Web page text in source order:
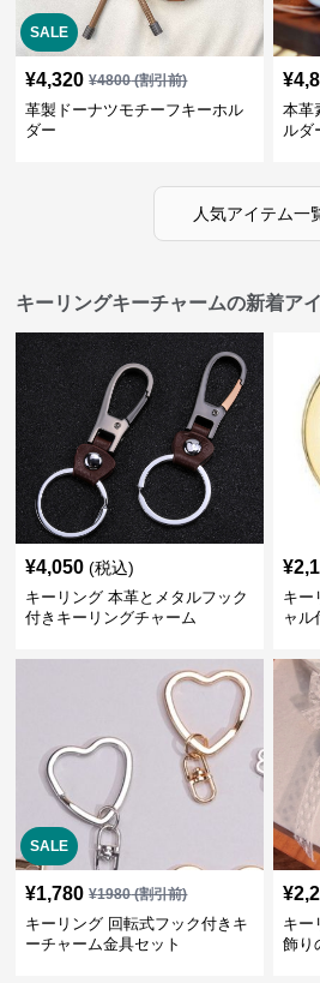
SALE
¥4,320 ¥4800(割引前)
革製ドーナツモチーフキーホル
ダー
¥
本革
ルダ
人気アイテム一
キーリングキーチャームの新着ア
¥4,050 (税込)
キーリング 本革とメタルフック
付きキーリングチャーム
¥
キー
ャル
SALE
¥1,780 ¥1980(割引前)
キーリング 回転式フック付きキ
ーチャーム金具セット
¥
キー
飾り